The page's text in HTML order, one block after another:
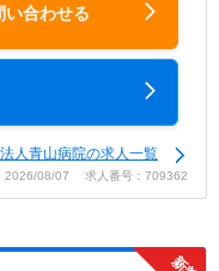
い合わせる
人青山病院の求人一覧
2026/08/07 求人番号：709362